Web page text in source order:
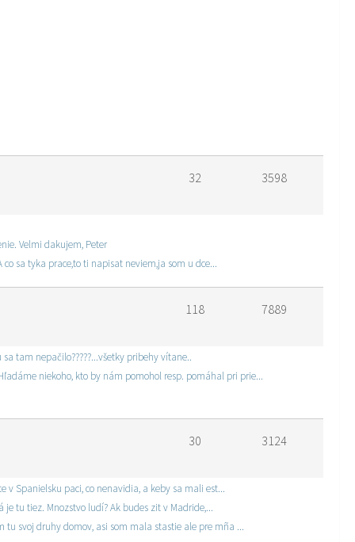
3598
32
Velmi dakujem, Peter
sa tyka prace,to ti napisat neviem,ja som u dce...
7889
118
tam nepačilo?????...všetky pribehy vítane..
niekoho, kto by nám pomohol resp. pomáhal pri prie...
3124
30
Spanielsku paci, co nenavidia, a keby sa mali est...
tu tiez. Mnozstvo ludí? Ak budes zit v Madride,...
tu svoj druhy domov, asi som mala stastie ale pre mña ...